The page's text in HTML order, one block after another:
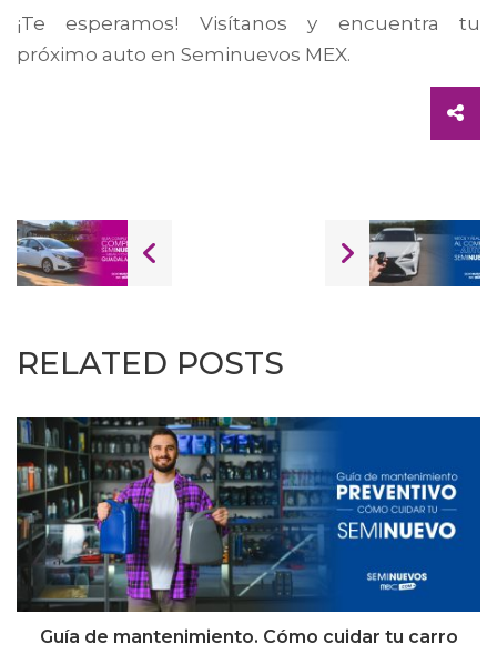
¡Te esperamos! Visítanos y encuentra tu
próximo auto en Seminuevos MEX.
RELATED POSTS
Guía de mantenimiento. Cómo cuidar tu carro